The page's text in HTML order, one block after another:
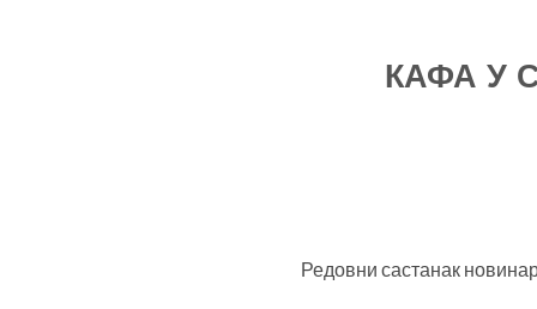
КАФА У
Редовни састанак